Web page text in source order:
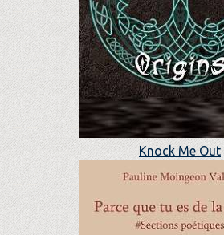
Knock Me Out